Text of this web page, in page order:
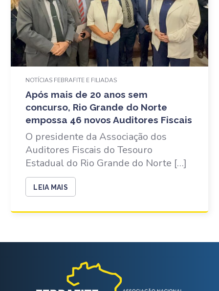
NOTÍCIAS FEBRAFITE E FILIADAS
Após mais de 20 anos sem
concurso, Rio Grande do Norte
empossa 46 novos Auditores Fiscais
O presidente da Associação dos
Auditores Fiscais do Tesouro
Estadual do Rio Grande do Norte […]
LEIA MAIS